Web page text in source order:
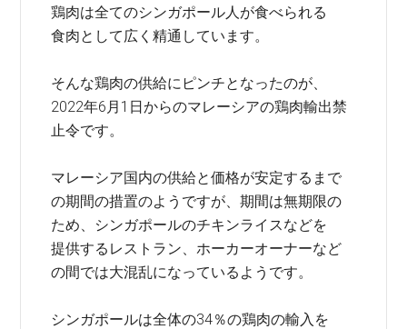
鶏肉は全てのシンガポール人が食べられる
食肉として広く精通しています。
そんな鶏肉の供給にピンチとなったのが、
2022年6月1日からのマレーシアの鶏肉輸出禁
止令です。
マレーシア国内の供給と価格が安定するまで
の期間の措置のようですが、期間は無期限の
ため、シンガポールのチキンライスなどを
提供するレストラン、ホーカーオーナーなど
の間では大混乱になっているようです。
シンガポールは全体の34％の鶏肉の輸入を